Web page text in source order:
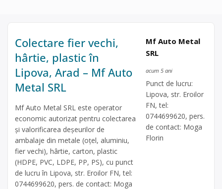
Colectare fier vechi,
hârtie, plastic în
Lipova, Arad – Mf Auto
Metal SRL
Mf Auto Metal SRL este operator
economic autorizat pentru colectarea
și valorificarea deșeurilor de
ambalaje din metale (oțel, aluminiu,
fier vechi), hârtie, carton, plastic
(HDPE, PVC, LDPE, PP, PS), cu punct
de lucru în Lipova, str. Eroilor FN, tel:
0744699620, pers. de contact: Moga
Mf Auto Metal
SRL
acum 5 ani
Punct de lucru:
Lipova, str. Eroilor
FN, tel:
0744699620, pers.
de contact: Moga
Florin